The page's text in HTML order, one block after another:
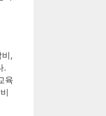
,
.
육